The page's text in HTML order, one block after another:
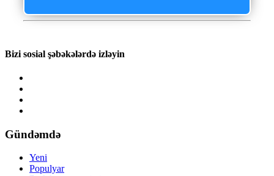
Bizi sosial şəbəkələrdə izləyin
Gündəmdə
Yeni
Populyar